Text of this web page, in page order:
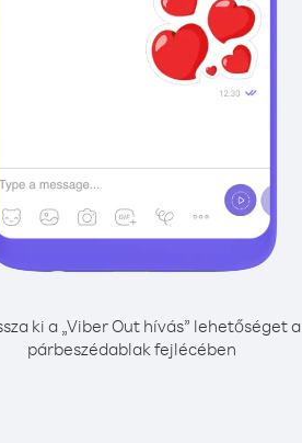
ki a „Viber Out hívás” lehetőséget a
párbeszédablak fejlécében